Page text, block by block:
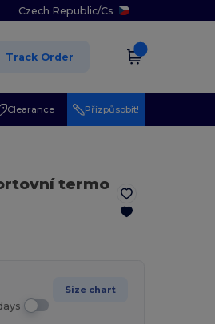
Czech Republic/Cs
Track Order
Clearance Přizpůsobit!
termo
Size chart